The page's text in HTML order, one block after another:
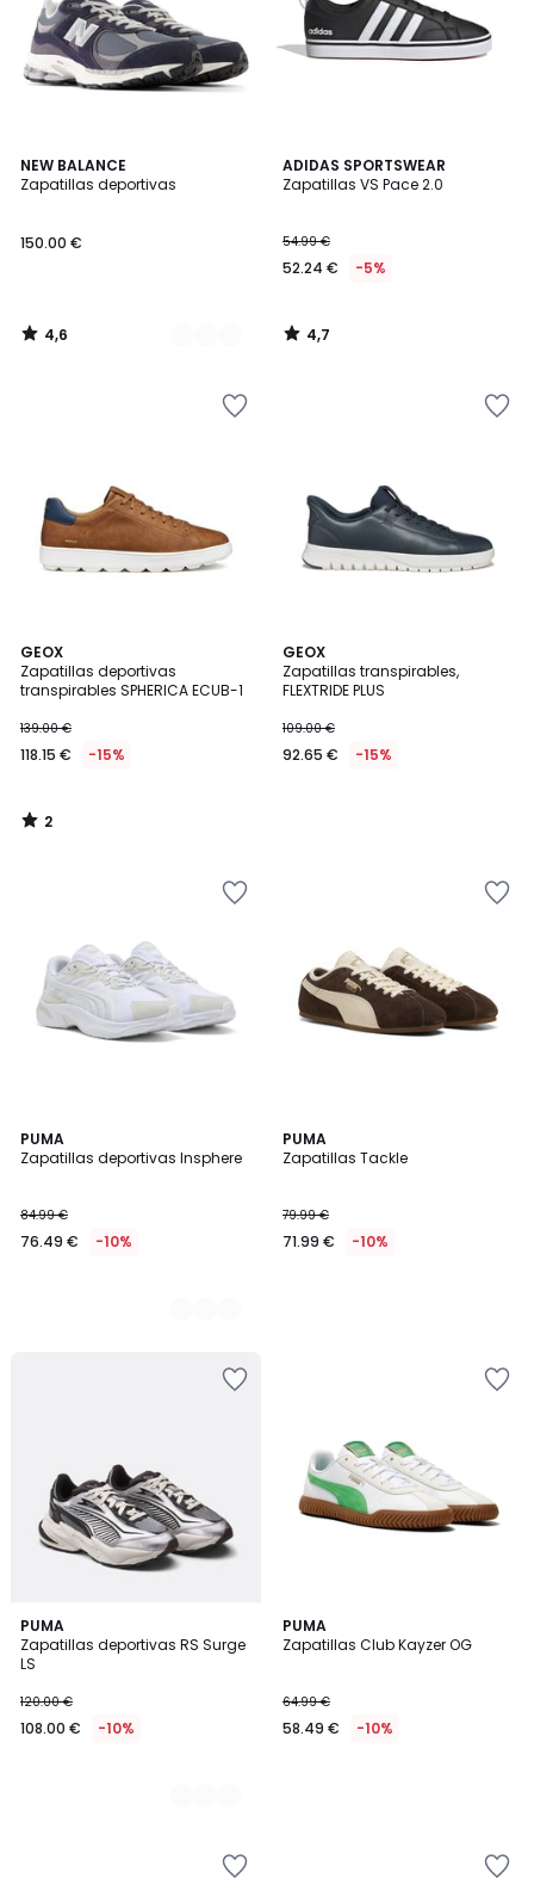
NEW BALANCE
Zapatillas deportivas
150.00 €
4,6
/ 5
3
Colores
4,6
/
ADIDAS SPORTSWEAR
Zapatillas VS Pace 2.0
54.99 €
52.24 € -5%
4,7
/ 5
4,7
/
GEOX
Zapatillas deportivas
transpirables SPHERICA ECUB-1
139.00 €
118.15 € -15%
2
/
5
2
/
GEOX
Zapatillas transpirables,
FLEXTRIDE PLUS
109.00 €
92.65 € -15%
PUMA
Zapatillas deportivas Insphere
84.99 €
76.49 € -10%
2
Colores
PUMA
Zapatillas Tackle
79.99 €
71.99 € -10%
PUMA
Zapatillas deportivas RS Surge
LS
120.00 €
108.00 € -10%
2
Colores
PUMA
Zapatillas Club Kayzer OG
64.99 €
58.49 € -10%